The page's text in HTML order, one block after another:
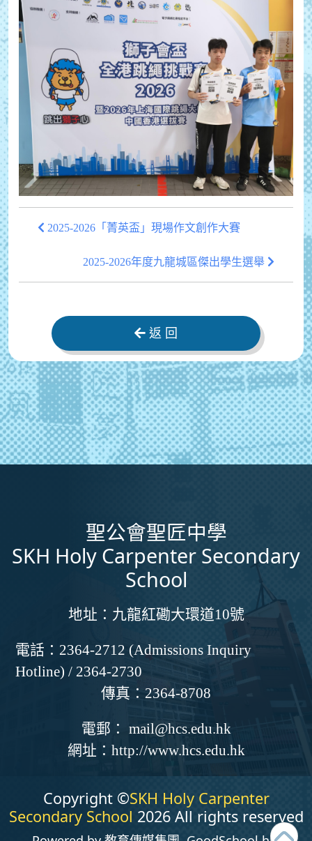
2025-2026「菁英盃」現場作文創作大賽
2025-2026年度九龍城區傑出學生選舉
返 回
聖公會聖匠中學
SKH Holy Carpenter Secondary
School
地址： 九龍紅磡大環道10號
電話： 2364-2712 (Admissions Inquiry
Hotline) / 2364-2730
傳真： 2364-8708
電郵： mail@hcs.edu.hk
網址： http://www.hcs.edu.hk
Copyright ©SKH Holy Carpenter
Secondary School 2026 All rights reserved